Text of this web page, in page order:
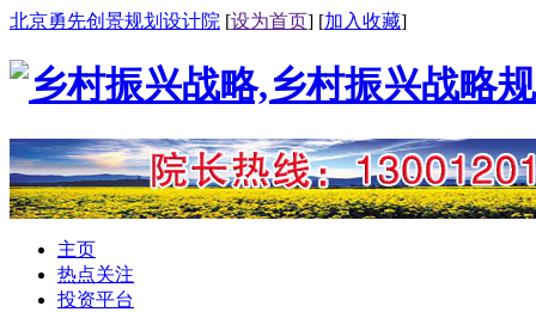
北京勇先创景规划设计院 [设为首页] [加入收藏]
主页
热点关注
投资平台